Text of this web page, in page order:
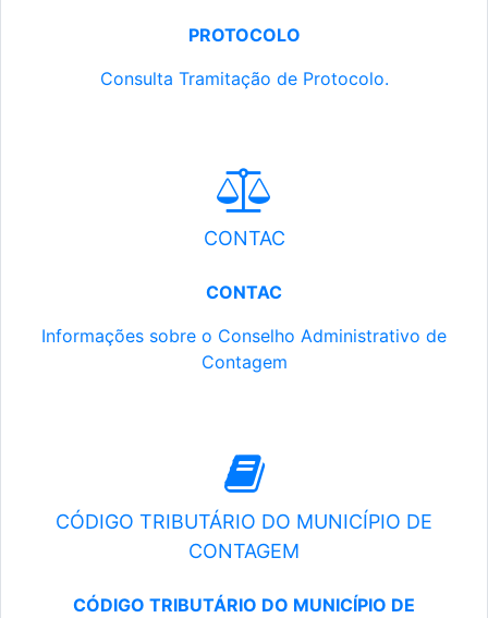
PROTOCOLO
Consulta Tramitação de Protocolo.
CONTAC
CONTAC
Informações sobre o Conselho Administrativo de
Contagem
CÓDIGO TRIBUTÁRIO DO MUNICÍPIO DE
CONTAGEM
CÓDIGO TRIBUTÁRIO DO MUNICÍPIO DE